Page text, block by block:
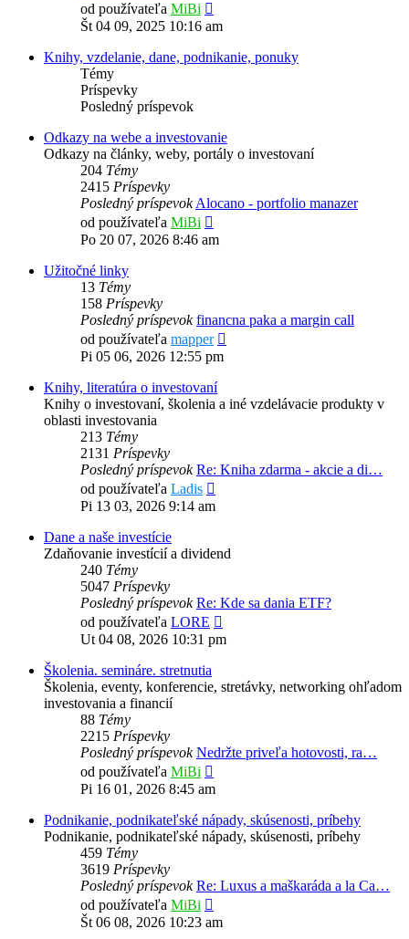
od používateľa MiBi
posledný
Št 04 09, 2025 10:16 am
Knihy, vzdelanie, dane, podnikanie, ponuky
Témy
Príspevky
Posledný príspevok
Odkazy na webe a investovanie
Odkazy na články, weby, portály o investovaní
204 Témy
2415 Príspevky
Posledný príspevok Alocano - portfolio manazer
od používateľa MiBi
posledný
Po 20 07, 2026 8:46 am
Užitočné linky
13 Témy
158 Príspevky
Posledný príspevok financna paka a margin call
od používateľa mapper
Pi 05 06, 2026 12:55 pm
Knihy, literatúra o investovaní
Knihy o investovaní, školenia a iné vzdelávacie produkty v
oblasti investovania
213 Témy
2131 Príspevky
Posledný príspevok Re: Kniha zdarma - akcie a di…
od používateľa Ladis
posledný
Pi 13 03, 2026 9:14 am
Dane a naše investície
Zdaňovanie investícií a dividend
240 Témy
5047 Príspevky
Posledný príspevok Re: Kde sa dania ETF?
od používateľa LORE
posledný
Ut 04 08, 2026 10:31 pm
Školenia. semináre. stretnutia
Školenia, eventy, konferencie, stretávky, networking ohľadom
investovania a financií
88 Témy
2215 Príspevky
Posledný príspevok Nedržte priveľa hotovosti, ra…
od používateľa MiBi
posledný
Pi 16 01, 2026 8:45 am
Podnikanie, podnikateľské nápady, skúsenosti, príbehy
Podnikanie, podnikateľské nápady, skúsenosti, príbehy
459 Témy
3619 Príspevky
Posledný príspevok Re: Luxus a maškaráda a la Ca…
od používateľa MiBi
posledný
Št 06 08, 2026 10:23 am